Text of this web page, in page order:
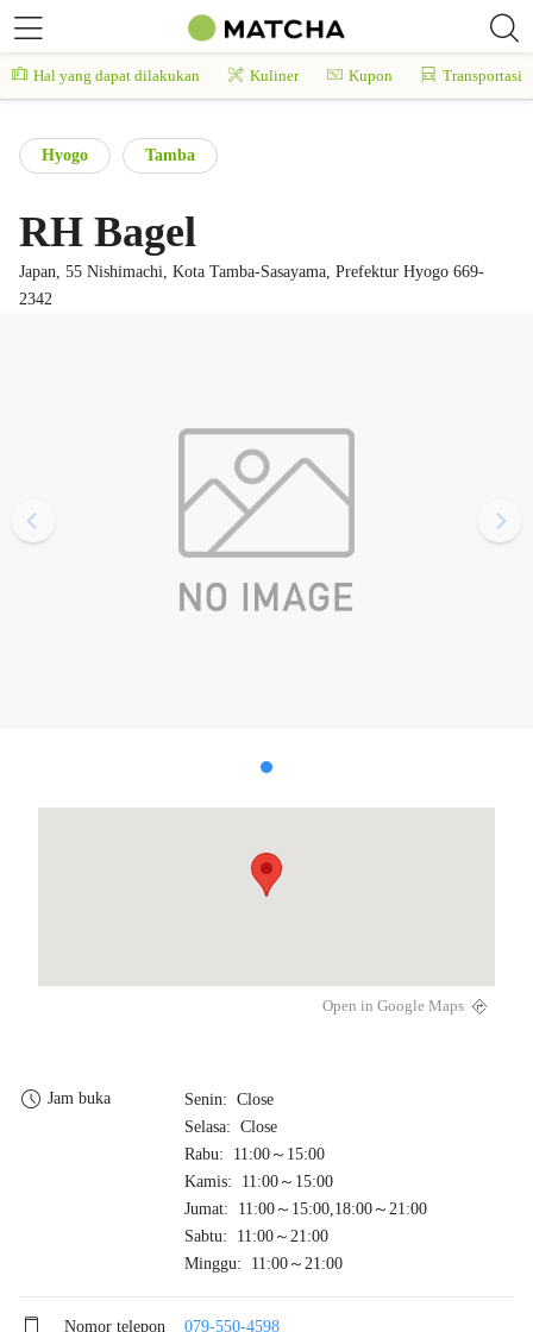
Hal yang dapat dilakukan Kuliner Kupon Transportasi
Hyogo Tamba
RH Bagel
Japan, 55 Nishimachi, Kota Tamba-Sasayama, Prefektur Hyogo 669-
2342
Open in Google Maps
Jam buka
Senin: Close
Selasa: Close
Rabu: 11:00～15:00
Kamis: 11:00～15:00
Jumat: 11:00～15:00,18:00～21:00
Sabtu: 11:00～21:00
Minggu: 11:00～21:00
Nomor telepon 079-550-4598